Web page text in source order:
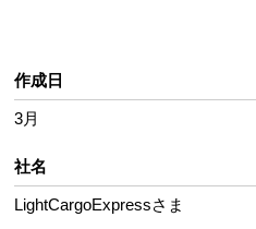
作成日
3月
社名
LightCargoExpressさま